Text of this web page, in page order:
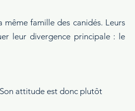
famille des canidés. Leurs
leur divergence principale : le
attitude est donc plutôt